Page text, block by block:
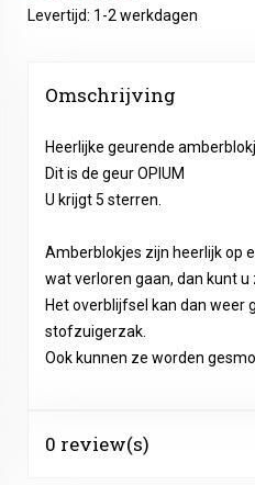
Levertijd: 1-2 werkdagen
Omschrijving
Heerlijke geurende
Dit is de geur OPIUM
U krijgt 5 sterren.
Amberblokjes zijn heerlijk op
wat verloren gaan, dan kunt u
Het overblijfsel kan dan weer
stofzuigerzak.
Ook kunnen ze worden
0 review(s)